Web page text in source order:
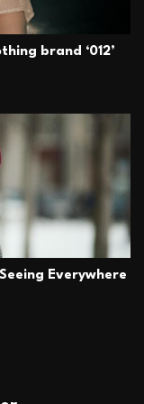
brand ‘012’
Everywhere